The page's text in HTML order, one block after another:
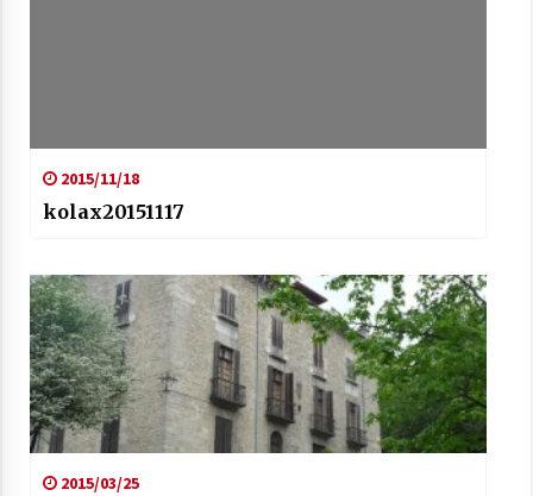
2015/11/18
kolax20151117
2015/03/25